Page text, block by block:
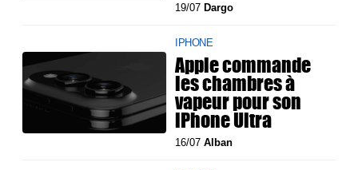
19/07 Dargo
IPHONE
Apple commande
les chambres à
vapeur pour son
iPhone Ultra
16/07Alban